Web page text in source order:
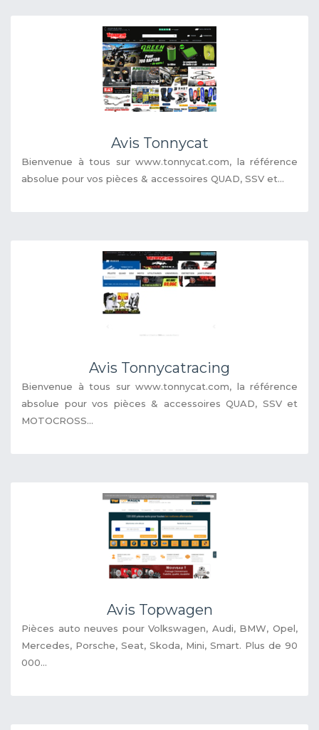
Avis Tonnycat
Bienvenue à tous sur www.tonnycat.com, la référence
absolue pour vos pièces & accessoires QUAD, SSV et...
Avis Tonnycatracing
Bienvenue à tous sur www.tonnycat.com, la référence
absolue pour vos pièces & accessoires QUAD, SSV et
MOTOCROSS...
Avis Topwagen
Pièces auto neuves pour Volkswagen, Audi, BMW, Opel,
Mercedes, Porsche, Seat, Skoda, Mini, Smart. Plus de 90
000...